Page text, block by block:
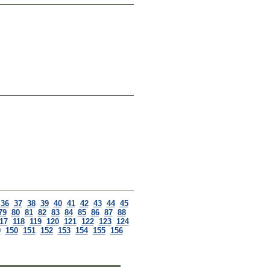
36 37 38 39 40 41 42 43 44 45
80 81 82 83 84 85 86 87 88
118 119 120 121 122 123 124
150 151 152 153 154 155 156